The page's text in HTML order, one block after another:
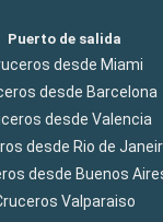
Puerto de salida
desde Miami
desde Barcelona
desde Valencia
desde Rio de
desde Buenos
Valparaiso